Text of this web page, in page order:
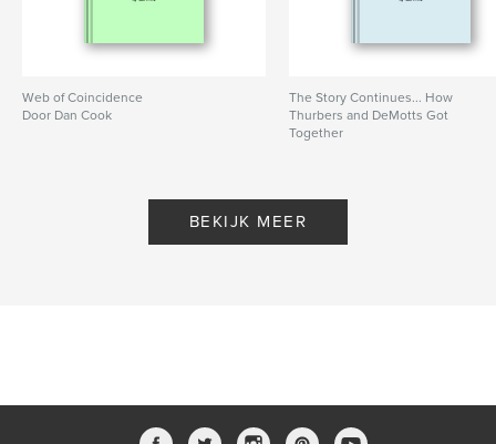
Web of Coincidence
Door Dan Cook
The Story Continues... How
Thurbers and DeMotts Got
Together
BEKIJK MEER